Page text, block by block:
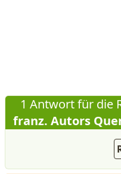
1 Antwort für die
franz. Autors